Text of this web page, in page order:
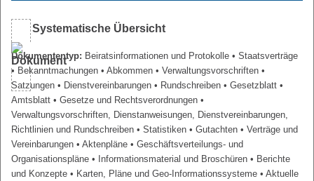
Systematische Übersicht
Dokumententyp: Beiratsinformationen und Protokolle • Staatsverträge
• Bekanntmachungen • Abkommen • Verwaltungsvorschriften •
Satzungen • Dienstvereinbarungen • Rundschreiben • Gesetzblatt •
Amtsblatt • Gesetze und Rechtsverordnungen •
Verwaltungsvorschriften, Dienstanweisungen, Dienstvereinbarungen,
Richtlinien und Rundschreiben • Statistiken • Gutachten • Verträge und
Vereinbarungen • Aktenpläne • Geschäftsverteilungs- und
Organisationspläne • Informationsmaterial und Broschüren • Berichte
und Konzepte • Karten, Pläne und Geo-Informationssysteme • Aktuelle